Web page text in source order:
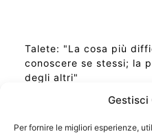
Gestisci
Per fornire le migliori esperienze,
Talete: "La cosa più
conoscere se stessi; la
degli altri"